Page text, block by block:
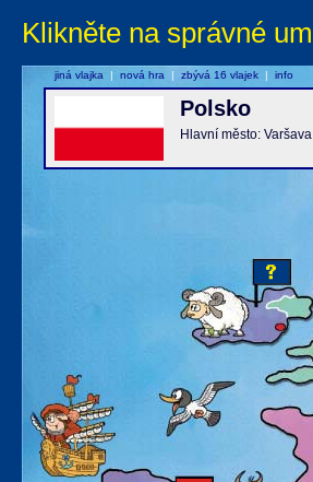
Klikněte na správné
Polsko
Hlavní město: Varšava
jiná vlajka | nová hra | zbývá 16 vlajek | info